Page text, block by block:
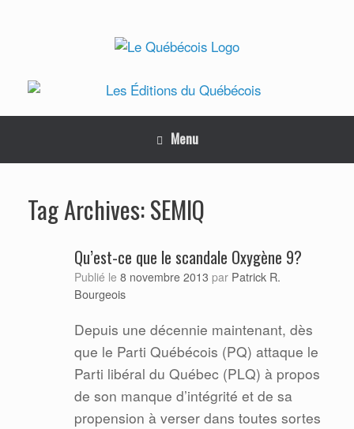
Menu
Tag Archives:SEMIQ
Qu’est-ce que le scandale Oxygène 9?
Publié le 8 novembre 2013 par Patrick R.
Bourgeois
Depuis une décennie maintenant, dès
que le Parti Québécois (PQ) attaque le
Parti libéral du Québec (PLQ) à propos
de son manque d’intégrité et de sa
propension à verser dans toutes sortes